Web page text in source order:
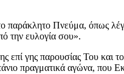
παράκλητο Πνεύμα, όπως
την ευλογία σου».
γης παρουσίας Του και
πραγματικά αγώνα,